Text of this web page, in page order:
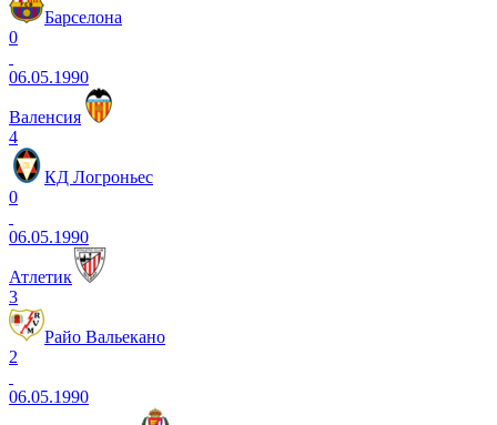
Барселона
0
06.05.1990
Валенсия
4
КД Логроньес
0
06.05.1990
Атлетик
3
Райо Вальекано
2
06.05.1990